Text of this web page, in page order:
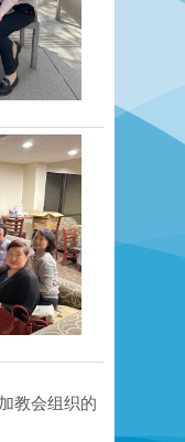
教会组织的